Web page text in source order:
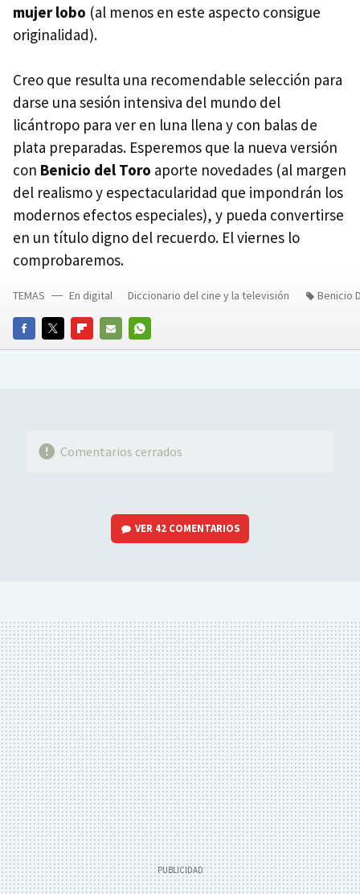
mujer lobo (al menos en este aspecto consigue
originalidad).
Creo que resulta una recomendable selección para
darse una sesión intensiva del mundo del
licántropo para ver en luna llena y con balas de
plata preparadas. Esperemos que la nueva versión
con Benicio del Toro aporte novedades (al margen
del realismo y espectacularidad que impondrán los
modernos efectos especiales), y pueda convertirse
en un título digno del recuerdo. El viernes lo
comprobaremos.
FACEBOOKTWITTERFLIPBOARD
E-
WHATSAPP
TEMAS En digital Diccionario del cine y la televisión Benicio
Comentarios cerrados
VER 42 COMENTARIOS